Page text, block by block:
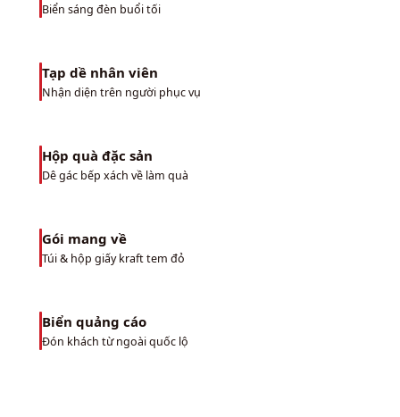
Biển sáng đèn buổi tối
07
Tạp dề nhân viên
Nhận diện trên người phục vụ
08
Hộp quà đặc sản
Dê gác bếp xách về làm quà
09
Gói mang về
Túi & hộp giấy kraft tem đỏ
10
Biển quảng cáo
Đón khách từ ngoài quốc lộ